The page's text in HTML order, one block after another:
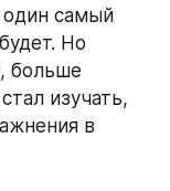
самый
Но
больше
изучать,
в